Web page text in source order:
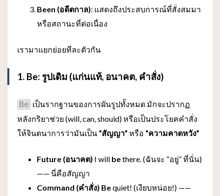
Been (อดีตกาล): แสดงถึงประสบการณ์ที่สั่งสมมา
หรือสถานะที่ต่อเนื่อง
เรามาแยกย่อยทีละตัวกัน
1. Be: รูปเดิม (แก่นแท้, อนาคต, คำสั่ง)
Be เป็นรากฐานของการผันรูปทั้งหมด มักจะปรากฏ
หลังกริยาช่วย (will, can, should) หรือเป็นประโยคคำสั่ง
ให้จินตนาการว่ามันเป็น “สัญญา” หรือ “ความคาดหวัง”
Future (อนาคต) I will bethere. (ฉันจะ “อยู่” ที่นั่น)
—— นี่คือสัญญา
Command (คำสั่ง) Bequiet! (เงียบหน่อย!) ——